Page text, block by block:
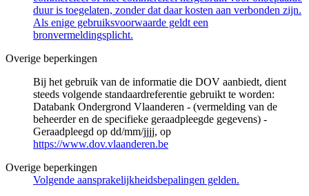
duur is toegelaten, zonder dat daar kosten aan verbonden zijn.
Als enige gebruiksvoorwaarde geldt een
bronvermeldingsplicht.
Overige beperkingen
Bij het gebruik van de informatie die DOV aanbiedt, dient
steeds volgende standaardreferentie gebruikt te worden:
Databank Ondergrond Vlaanderen - (vermelding van de
beheerder en de specifieke geraadpleegde gegevens) -
Geraadpleegd op dd/mm/jjjj, op
https://www.dov.vlaanderen.be
Overige beperkingen
Volgende aansprakelijkheidsbepalingen gelden.